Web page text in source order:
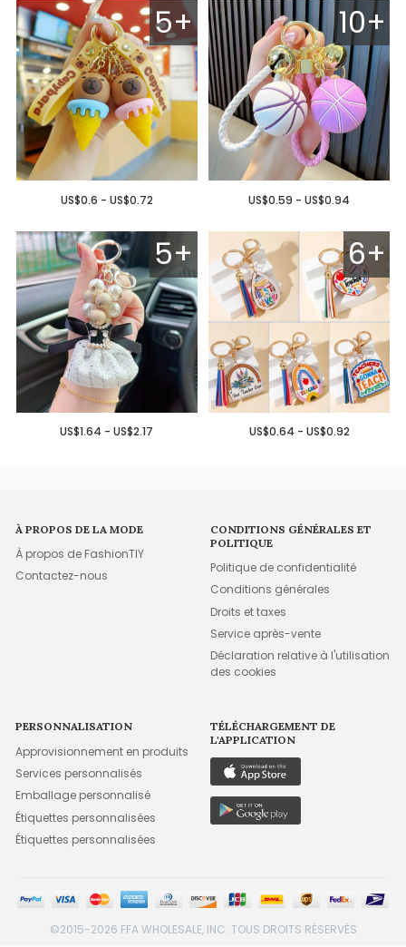
5+
US$0.6 - US$0.72
10+
US$0.59 - US$0.94
5+
US$1.64 - US$2.17
6+
US$0.64 - US$0.92
À PROPOS DE LA MODE
À propos de FashionTIY
Contactez-nous
CONDITIONS GÉNÉRALES ET
POLITIQUE
Politique de confidentialité
Conditions générales
Droits et taxes
Service après-vente
Déclaration relative à l'utilisation
des cookies
PERSONNALISATION
Approvisionnement en produits
Services personnalisés
Emballage personnalisé
Étiquettes personnalisées
Étiquettes personnalisées
TÉLÉCHARGEMENT DE
L'APPLICATION
©2015-2026 FFA WHOLESALE, INC. TOUS DROITS RÉSERVÉS